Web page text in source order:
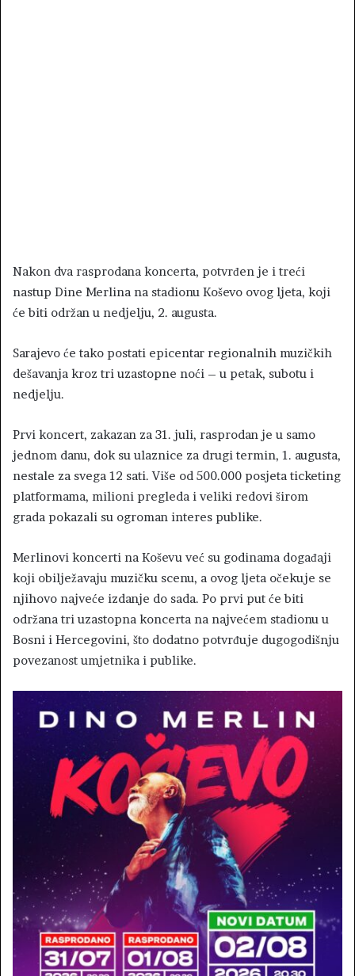
Nakon dva rasprodana koncerta, potvrđen je i treći
nastup Dine Merlina na stadionu Koševo ovog ljeta, koji
će biti održan u nedjelju, 2. augusta.
Sarajevo će tako postati epicentar regionalnih muzičkih
dešavanja kroz tri uzastopne noći – u petak, subotu i
nedjelju.
Prvi koncert, zakazan za 31. juli, rasprodan je u samo
jednom danu, dok su ulaznice za drugi termin, 1. augusta,
nestale za svega 12 sati. Više od 500.000 posjeta ticketing
platformama, milioni pregleda i veliki redovi širom
grada pokazali su ogroman interes publike.
Merlinovi koncerti na Koševu već su godinama događaji
koji obilježavaju muzičku scenu, a ovog ljeta očekuje se
njihovo najveće izdanje do sada. Po prvi put će biti
održana tri uzastopna koncerta na najvećem stadionu u
Bosni i Hercegovini, što dodatno potvrđuje dugogodišnju
povezanost umjetnika i publike.